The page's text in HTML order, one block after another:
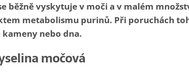
běžně vyskytuje v moči a v malém
metabolismu purinů. Při poruchách
nebo dna.
močová